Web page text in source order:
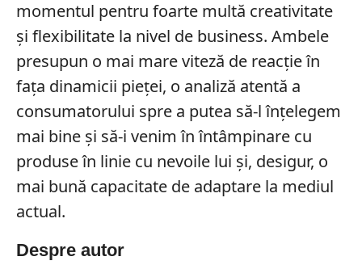
momentul pentru foarte multă creativitate
și flexibilitate la nivel de business. Ambele
presupun o mai mare viteză de reacție în
fața dinamicii pieței, o analiză atentă a
consumatorului spre a putea să-l înțelegem
mai bine și să-i venim în întâmpinare cu
produse în linie cu nevoile lui și, desigur, o
mai bună capacitate de adaptare la mediul
actual.
Despre autor